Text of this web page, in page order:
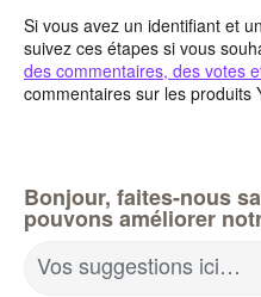
Si vous avez un identifiant et
suivez ces étapes si vous
des commentaires, des votes
commentaires sur les produits
Bonjour, faites-nous
pouvons améliorer
Vos suggestions ici…